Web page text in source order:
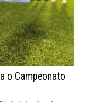
o Campeonato